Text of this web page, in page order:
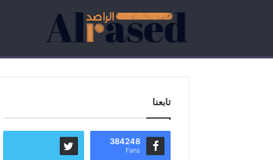
تابعنا
384248
Fans